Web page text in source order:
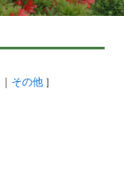
o
n
その他 ］